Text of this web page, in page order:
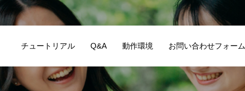
チュートリアル Q&A 動作環境 お問い合わせフォーム